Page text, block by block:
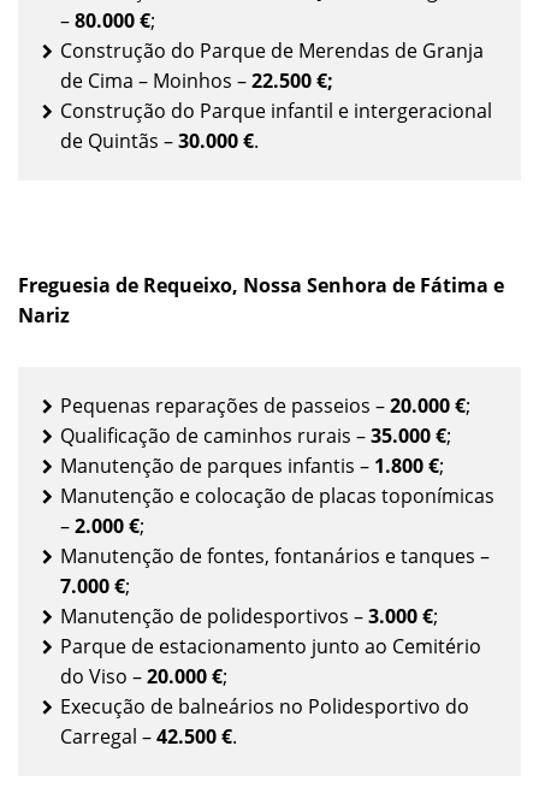
–80.000 €;
Construção do Parque de Merendas de Granja
de Cima – Moinhos –22.500€;
Construção do Parque infantil e intergeracional
de Quintãs –30.000 €.
Freguesia de Requeixo, Nossa Senhora de Fátima e
Nariz
Pequenas reparações de passeios –20.000 €;
Qualificação de caminhos rurais –35.000 €;
Manutenção de parques infantis – 1.800 €;
Manutenção e colocação de placas toponímicas
–2.000 €;
Manutenção de fontes, fontanários e tanques –
7.000 €;
Manutenção de polidesportivos –3.000 €;
Parque de estacionamento junto ao Cemitério
do Viso –20.000 €;
Execução de balneários no Polidesportivo do
Carregal –42.500 €.